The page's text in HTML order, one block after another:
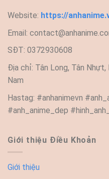
Website: https://
Email:
SĐT: 0372930608
Địa chỉ: Tân Long, Tân Nhựt,
Nam
Hastag: #anhanimevn
#anh_anime_dep
Giới thiệu Điều Khoản
Giới thiệu